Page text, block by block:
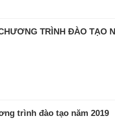
TRÌNH ĐÀO TẠO
trình đào tạo năm 2019